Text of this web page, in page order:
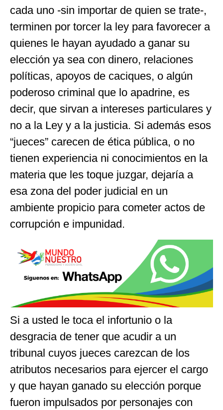
cada uno -sin importar de quien se trate-,
terminen por torcer la ley para favorecer a
quienes le hayan ayudado a ganar su
elección ya sea con dinero, relaciones
políticas, apoyos de caciques, o algún
poderoso criminal que lo apadrine, es
decir, que sirvan a intereses particulares y
no a la Ley y a la justicia. Si además esos
“jueces” carecen de ética pública, o no
tienen experiencia ni conocimientos en la
materia que les toque juzgar, dejaría a
esa zona del poder judicial en un
ambiente propicio para cometer actos de
corrupción e impunidad.
Si a usted le toca el infortunio o la
desgracia de tener que acudir a un
tribunal cuyos jueces carezcan de los
atributos necesarios para ejercer el cargo
y que hayan ganado su elección porque
fueron impulsados por personajes con